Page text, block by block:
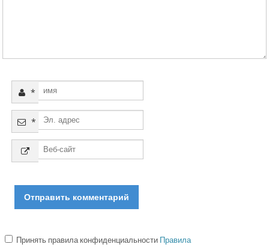
*
*
Принять правила конфиденциальности Правила